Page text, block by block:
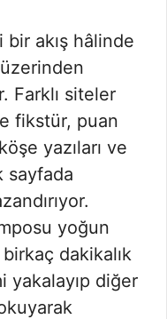
akış hâlinde
üzerinden
Farklı siteler
fikstür, puan
yazıları ve
sayfada
yoğun
dakikalık
yakalayıp diğer